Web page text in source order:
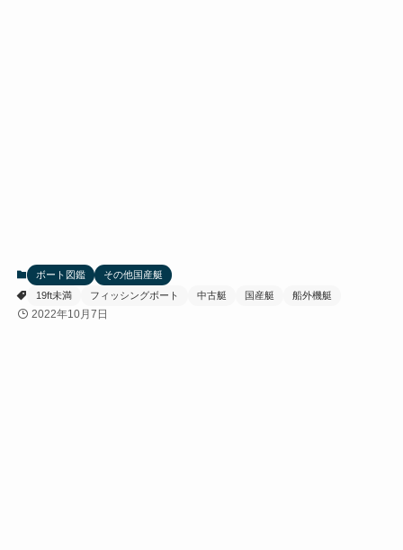
ボート図鑑
その他国産艇
19ft未満
フィッシングボート 中古艇 国産艇 船外機艇
2022年10月7日